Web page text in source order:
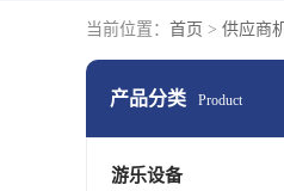
当前位置： 首页 > 供应商
产品分类 Product
游乐设备